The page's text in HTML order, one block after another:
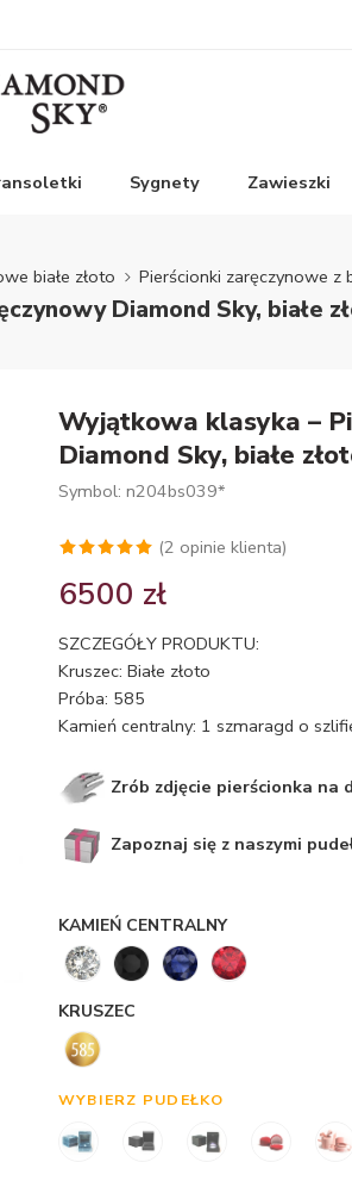
Sygnety Zawieszki
białe złoto Pierścionki zaręczynowe z
Diamond Sky, białe
Wyjątkowa klasyka –
Diamond Sky, białe
Symbol: n204bs039*
5.00na 5
ocen
klientów
(2 opinie klienta)
6500 zł
SZCZEGÓŁY PRODUKTU:
Kruszec: Białe złoto
Próba: 585
Kamień centralny: 1 szmaragd o
Zrób zdjęcie pierścionka na
Zapoznaj się z naszymi
KAMIEŃ CENTRALNY
KRUSZEC
WYBIERZ PUDEŁKO